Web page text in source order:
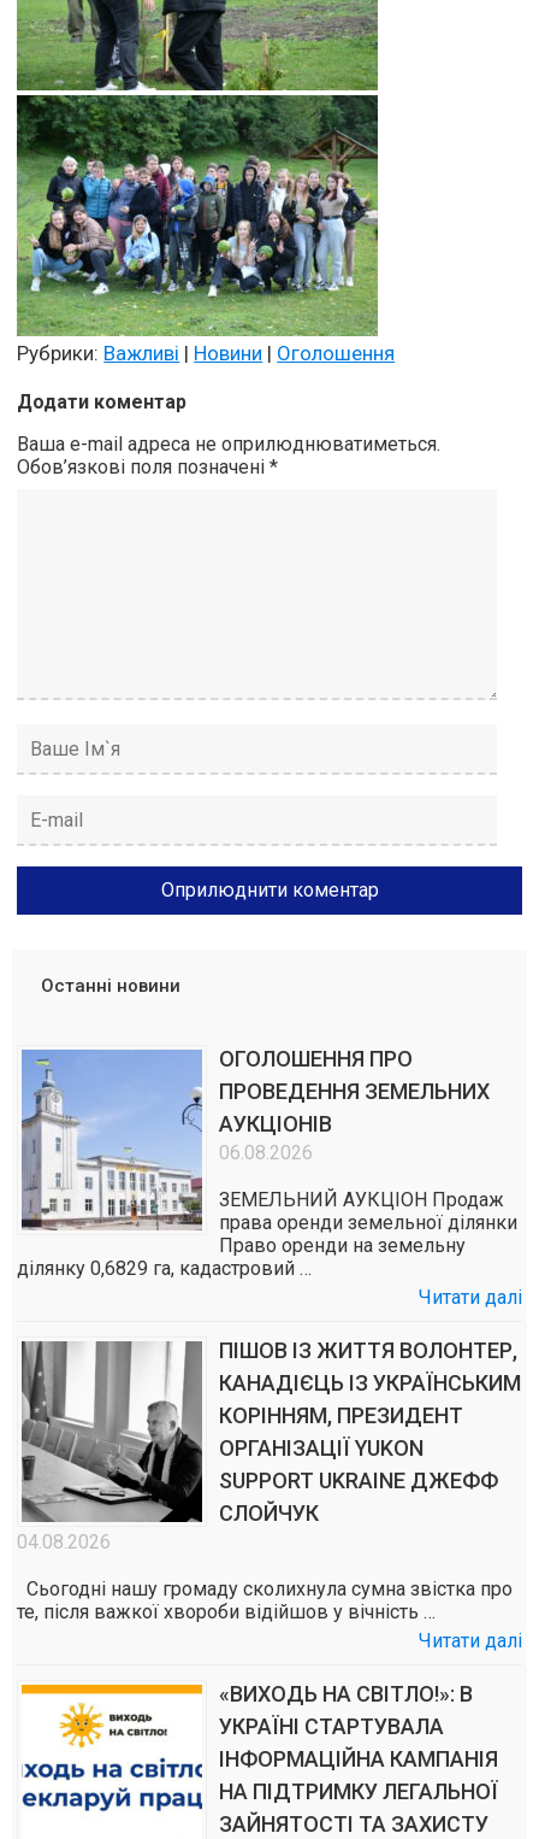
Рубрики: Важливі | Новини | Оголошення
Додати коментар
Ваша e-mail адреса не оприлюднюватиметься.
Обов’язкові поля позначені*
Останні новини
ОГОЛОШЕННЯ ПРО
ПРОВЕДЕННЯ ЗЕМЕЛЬНИХ
АУКЦІОНІВ
06.08.2026
ЗЕМЕЛЬНИЙ АУКЦІОН Продаж
права оренди земельної ділянки
Право оренди на земельну
ділянку 0,6829 га, кадастровий …
Читати далі
ПІШОВ ІЗ ЖИТТЯ ВОЛОНТЕР,
КАНАДІЄЦЬ ІЗ УКРАЇНСЬКИМ
КОРІННЯМ, ПРЕЗИДЕНТ
ОРГАНІЗАЦІЇ YUKON
SUPPORT UKRAINE ДЖЕФФ
СЛОЙЧУК
04.08.2026
Сьогодні нашу громаду сколихнула сумна звістка про
те, після важкої хвороби відійшов у вічність …
Читати далі
«ВИХОДЬ НА СВІТЛО!»: В
УКРАЇНІ СТАРТУВАЛА
ІНФОРМАЦІЙНА КАМПАНІЯ
НА ПІДТРИМКУ ЛЕГАЛЬНОЇ
ЗАЙНЯТОСТІ ТА ЗАХИСТУ